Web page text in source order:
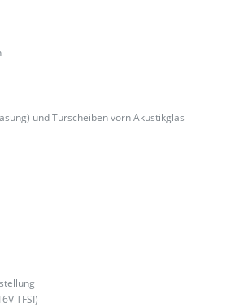
und Türscheiben vorn Akustikglas
TFSI)